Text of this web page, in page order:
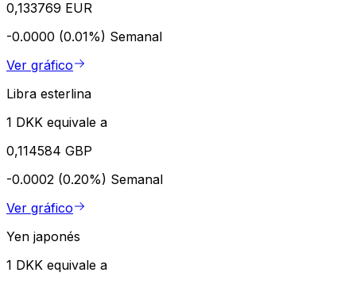
0,133769 EUR
-0.0000 (0.01%) Semanal
Ver gráfico
Libra esterlina
1 DKK equivale a
0,114584 GBP
-0.0002 (0.20%) Semanal
Ver gráfico
Yen japonés
1 DKK equivale a